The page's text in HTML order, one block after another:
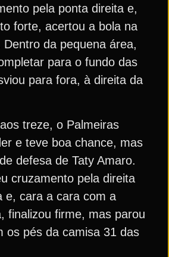
pela ponta direita e,
forte, acertou a bola na
da pequena área,
para o fundo das
para fora, à direita da
treze, o Palmeiras
e teve boa chance, mas
defesa de Taty Amaro.
cruzamento pela direita
e, cara a cara com a
finalizou firme, mas parou
os pés da camisa 31 das